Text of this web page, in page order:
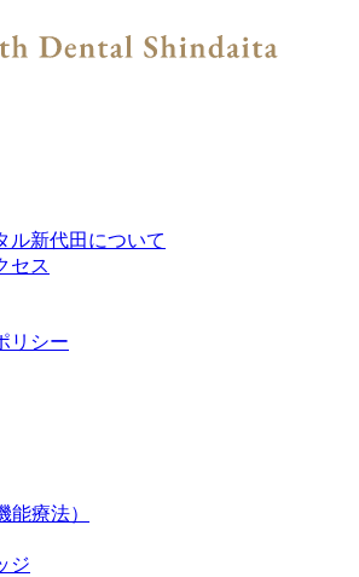
ル新代田について
セス
リシー
能療法）
ジ